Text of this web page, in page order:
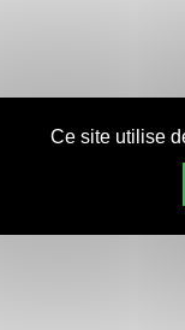
Ce site utilise